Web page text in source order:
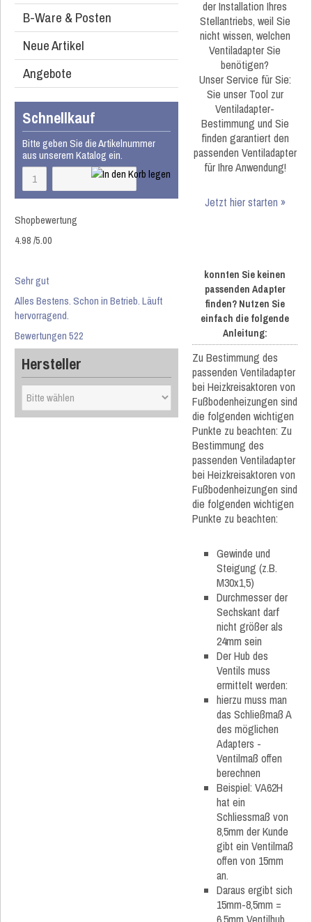
B-Ware & Posten
Neue Artikel
Angebote
Schnellkauf
Bitte geben Sie die Artikelnummer
aus unserem Katalog ein.
Shopbewertung
4.98/5.00
Sehr gut
Alles Bestens. Schon in Betrieb. Läuft
hervorragend.
Bewertungen 522
Hersteller
der Installation Ihres
Stellantriebs, weil Sie
nicht wissen, welchen
Ventiladapter Sie
benötigen?
Unser Service für Sie:
Sie unser Tool zur
Ventiladapter-
Bestimmung und Sie
finden garantiert den
passenden Ventiladapter
für Ihre Anwendung!
Jetzt hier starten »
konnten Sie keinen
passenden Adapter
finden? Nutzen Sie
einfach die folgende
Anleitung:
Zu Bestimmung des
passenden Ventiladapter
bei Heizkreisaktoren von
Fußbodenheizungen sind
die folgenden wichtigen
Punkte zu beachten: Zu
Bestimmung des
passenden Ventiladapter
bei Heizkreisaktoren von
Fußbodenheizungen sind
die folgenden wichtigen
Punkte zu beachten:
Gewinde und
Steigung (z.B.
M30x1,5)
Durchmesser der
Sechskant darf
nicht größer als
24mm sein
Der Hub des
Ventils muss
ermittelt werden:
hierzu muss man
das Schließmaß A
des möglichen
Adapters -
Ventilmaß offen
berechnen
Beispiel: VA62H
hat ein
Schliessmaß von
8,5mm der Kunde
gibt ein Ventilmaß
offen von 15mm
an.
Daraus ergibt sich
15mm-8,5mm =